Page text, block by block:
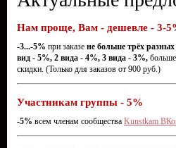
Нам проще, Вам - дешевле - 3-
-3...-5% при заказе не больше трёх разных
вид - 5%, 2 вида - 4%, 3 вида - 3%,
скидки. (Только для заказов от 900 руб.)
Участникам группы - 5%
-5% всем членам сообщества Kunstkam